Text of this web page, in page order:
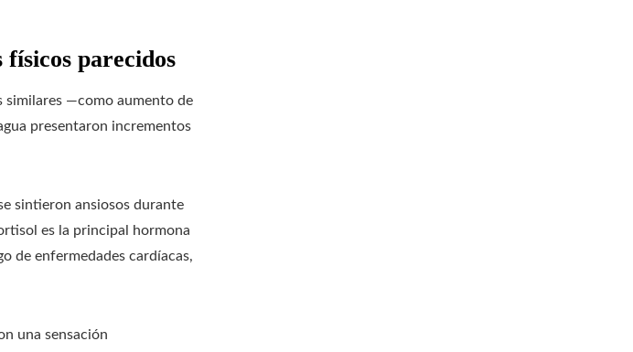
parecidos
similares —como aumento de
presentaron incrementos
sintieron ansiosos durante
es la principal hormona
de enfermedades cardíacas,
una sensación